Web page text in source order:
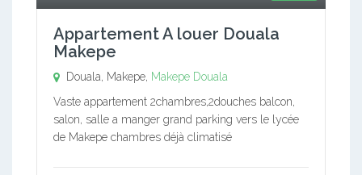
Appartement A louer Douala
Makepe
Douala, Makepe, Makepe Douala
Vaste appartement 2chambres,2douches balcon,
salon, salle a manger grand parking vers le lycée
de Makepe chambres déjà climatisé